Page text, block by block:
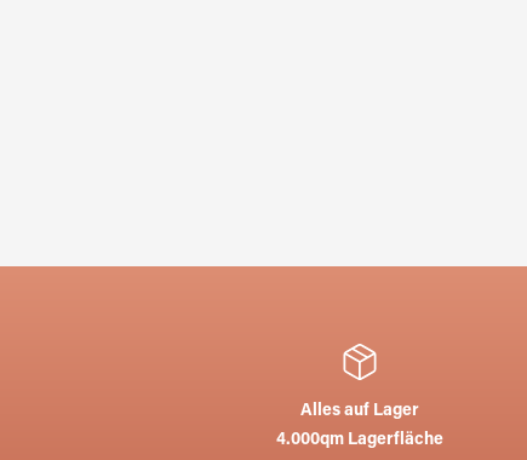
Alles auf Lager
4.000qm Lagerfläche